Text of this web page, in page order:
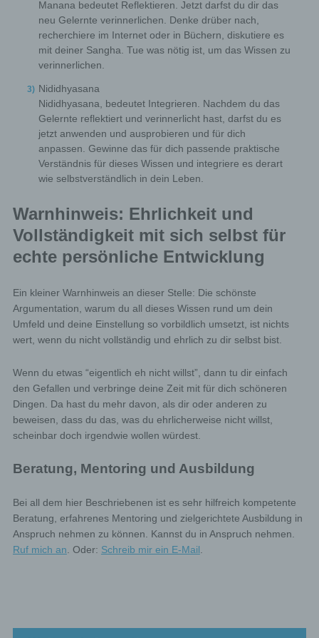
Manana bedeutet Reflektieren. Jetzt darfst du dir das
neu Gelernte verinnerlichen. Denke drüber nach,
recherchiere im Internet oder in Büchern, diskutiere es
mit deiner Sangha. Tue was nötig ist, um das Wissen zu
verinnerlichen.
Nididhyasana
Nididhyasana, bedeutet Integrieren. Nachdem du das
Gelernte reflektiert und verinnerlicht hast, darfst du es
jetzt anwenden und ausprobieren und für dich
anpassen. Gewinne das für dich passende praktische
Verständnis für dieses Wissen und integriere es derart
wie selbstverständlich in dein Leben.
Warnhinweis: Ehrlichkeit und
Vollständigkeit mit sich selbst für
echte persönliche Entwicklung
Ein kleiner Warnhinweis an dieser Stelle: Die schönste
Argumentation, warum du all dieses Wissen rund um dein
Umfeld und deine Einstellung so vorbildlich umsetzt, ist nichts
wert, wenn du nicht vollständig und ehrlich zu dir selbst bist.
Wenn du etwas “eigentlich eh nicht willst”, dann tu dir einfach
den Gefallen und verbringe deine Zeit mit für dich schöneren
Dingen. Da hast du mehr davon, als dir oder anderen zu
beweisen, dass du das, was du ehrlicherweise nicht willst,
scheinbar doch irgendwie wollen würdest.
Beratung, Mentoring und Ausbildung
Bei all dem hier Beschriebenen ist es sehr hilfreich kompetente
Beratung, erfahrenes Mentoring und zielgerichtete Ausbildung in
Anspruch nehmen zu können. Kannst du in Anspruch nehmen.
Ruf mich an . Oder: Schreib mir ein E-Mail
subject, any available information as to their source;
the existence of automated decision-making, including
profiling, referred to in Article 22(1) and (4) of the GDPR
and, at least in those cases, meaningful information
about the logic involved, as well as the significance and
data subject.
Furthermore, the data subject shall have a right to obtain
information as to whether personal data are transferred
to a third country or to an international organisation.
Where this is the case, the data subject shall have the
right to be informed of the appropriate safeguards
relating to the transfer.
of access, he or she may, at any time, contact any
employee of the controller.
c) Right to rectification
Each data subject shall have the right granted by the
European legislator to obtain from the controller without
undue delay the rectification of inaccurate personal data
concerning him or her. Taking into account the purposes
of the processing, the data subject shall have the right to
If a data subject wishes to exercise this right to
rectification, he or she may, at any time, contact
any employee of the controller.
Each data subject shall have the right granted by the
erasure of personal data concerning him or her without
undue delay, and the controller shall have the obligation
to erase personal data without undue delay where one
of the following grounds applies, as long as the
processing is not necessary: